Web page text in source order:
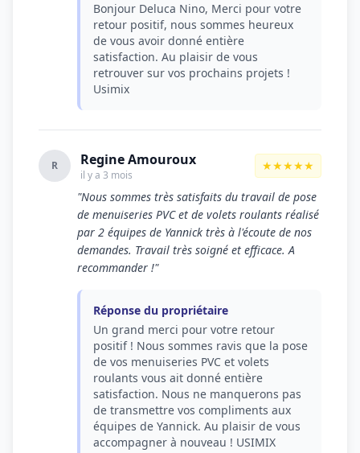
Bonjour Deluca Nino, Merci pour votre
retour positif, nous sommes heureux
de vous avoir donné entière
satisfaction. Au plaisir de vous
retrouver sur vos prochains projets !
Usimix
R Regine Amouroux
il y a 3 mois
★★★★★
"Nous sommes très satisfaits du travail de pose
de menuiseries PVC et de volets roulants réalisé
par 2 équipes de Yannick très à l'écoute de nos
demandes. Travail très soigné et efficace. A
recommander !"
Réponse du propriétaire
Un grand merci pour votre retour
positif ! Nous sommes ravis que la pose
de vos menuiseries PVC et volets
roulants vous ait donné entière
satisfaction. Nous ne manquerons pas
de transmettre vos compliments aux
équipes de Yannick. Au plaisir de vous
accompagner à nouveau ! USIMIX